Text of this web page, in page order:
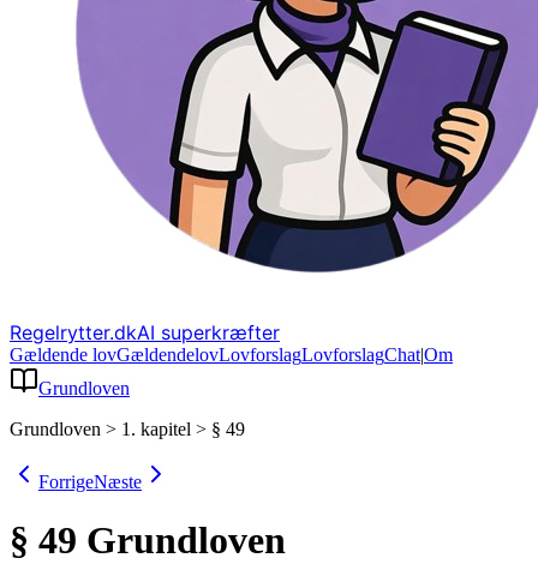
Regelrytter.dkAI superkræfter
Gældende lovGældendelovLovforslagLovforslagChat|Om
Grundloven
Grundloven > 1. kapitel > § 49
ForrigeNæste
§ 49 Grundloven